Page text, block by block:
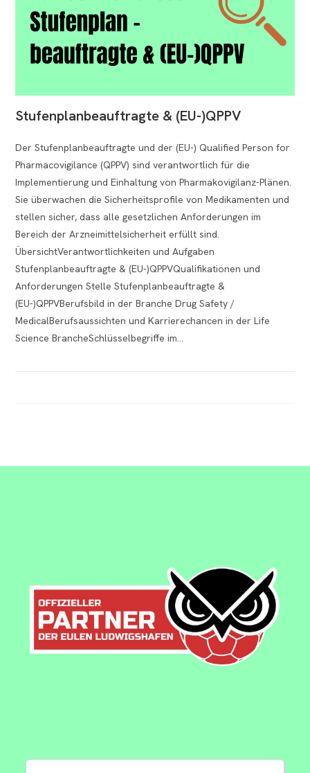
Stufenplanbeauftragte & (EU-)QPPV
Der Stufenplanbeauftragte und der (EU-) Qualified Person for
Pharmacovigilance (QPPV) sind verantwortlich für die
Implementierung und Einhaltung von Pharmakovigilanz-Plänen.
Sie überwachen die Sicherheitsprofile von Medikamenten und
stellen sicher, dass alle gesetzlichen Anforderungen im
Bereich der Arzneimittelsicherheit erfüllt sind.
ÜbersichtVerantwortlichkeiten und Aufgaben
Stufenplanbeauftragte & (EU-)QPPVQualifikationen und
Anforderungen Stelle Stufenplanbeauftragte &
(EU-)QPPVBerufsbild in der Branche Drug Safety /
MedicalBerufsaussichten und Karrierechancen in der Life
Science BrancheSchlüsselbegriffe im…